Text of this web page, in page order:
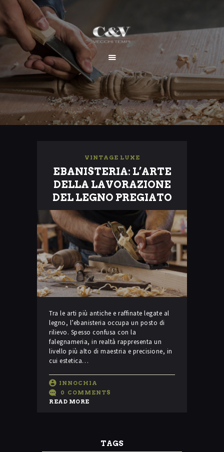
HOME
CHI SIAMO
SERVIZI
I NOSTRI LAVORI
CONTATTI
VINTAGE LUXE
EBANISTERIA: L’ARTE
DELLA LAVORAZIONE
DEL LEGNO PREGIATO
Tra le arti più antiche e raffinate legate al
legno, l’ebanisteria occupa un posto di
rilievo. Spesso confusa con la
falegnameria, in realtà rappresenta un
livello più alto di maestria e precisione, in
cui estetica…
INNOCHIA
0 COMMENTS
READ MORE
TAGS